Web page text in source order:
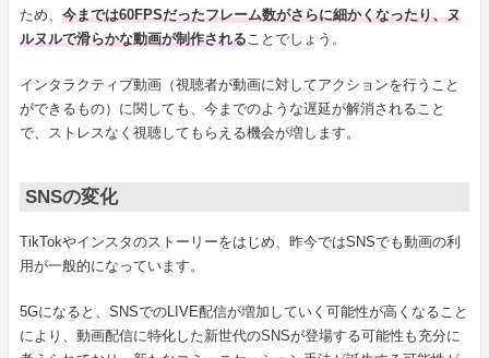
ため、 今までは60FPSだったフレーム数がさらに細かくなったり、ヌ
ルヌルで滑らかな動画が制作される ことでしょう。
インタラクティブ動画（視聴者が動画に対してアクションを行うこと
ができるもの）に関しても、今までのような遅延が解消されること
で、ストレスなく視聴してもらえる機会が増します。
SNSの変化
TikTokやインスタのストーリーをはじめ、昨今ではSNSでも動画の利
用が一般的になっています。
5Gになると、SNSでのLIVE配信が増加していく可能性が高くなること
により、動画配信に特化した新世代のSNSが登場する可能性も充分に